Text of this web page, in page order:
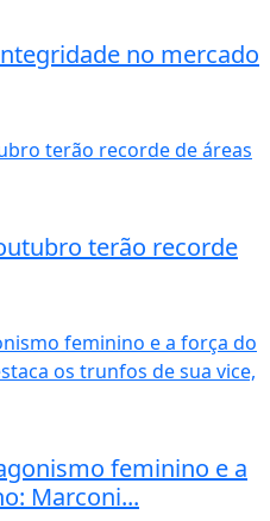
no mercado
terão recorde
feminino e a
Marconi...